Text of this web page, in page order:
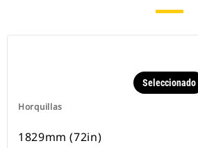
Horquillas
Seleccionado
1829mm (72in)